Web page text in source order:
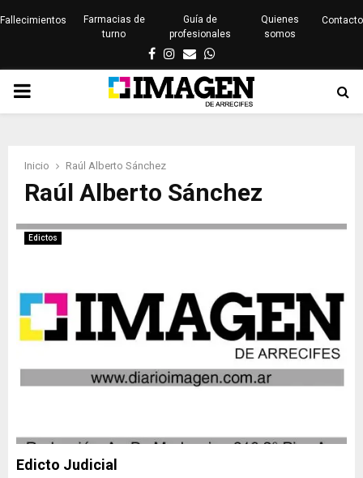
Fallecimientos
Farmacias de
turno
Guía de
profesionales
Quienes
somos
Contacto
Facebook
Instagram
EmailWhatsapp
PRIMARY
Inicio Raúl Alberto Sánchez
Raúl Alberto Sánchez
Edictos
Edicto Judicial